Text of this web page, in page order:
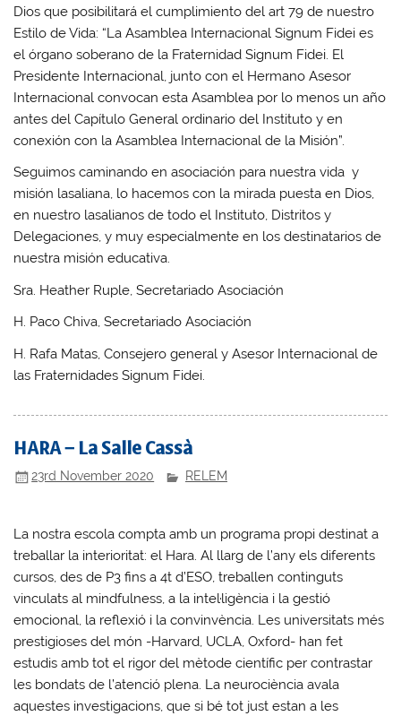
Dios que posibilitará el cumplimiento del art 79 de nuestro
Estilo de Vida: “La Asamblea Internacional Signum Fidei es
el órgano soberano de la Fraternidad Signum Fidei. El
Presidente Internacional, junto con el Hermano Asesor
Internacional convocan esta Asamblea por lo menos un año
antes del Capítulo General ordinario del Instituto y en
conexión con la Asamblea Internacional de la Misión”.
Seguimos caminando en asociación para nuestra vida y
misión lasaliana, lo hacemos con la mirada puesta en Dios,
en nuestro lasalianos de todo el Instituto, Distritos y
Delegaciones, y muy especialmente en los destinatarios de
nuestra misión educativa.
Sra. Heather Ruple, Secretariado Asociación
H. Paco Chiva, Secretariado Asociación
H. Rafa Matas, Consejero general y Asesor Internacional de
las Fraternidades Signum Fidei.
HARA – La Salle Cassà
23rd November 2020 RELEM
La nostra escola compta amb un programa propi destinat a
treballar la interioritat: el Hara. Al llarg de l’any els diferents
cursos, des de P3 fins a 4t d’ESO, treballen continguts
vinculats al mindfulness, a la intel·ligència i la gestió
emocional, la reflexió i la convinvència. Les universitats més
prestigioses del món -Harvard, UCLA, Oxford- han fet
estudis amb tot el rigor del mètode científic per contrastar
les bondats de l’atenció plena. La neurociència avala
aquestes investigacions, que si bé tot just estan a les